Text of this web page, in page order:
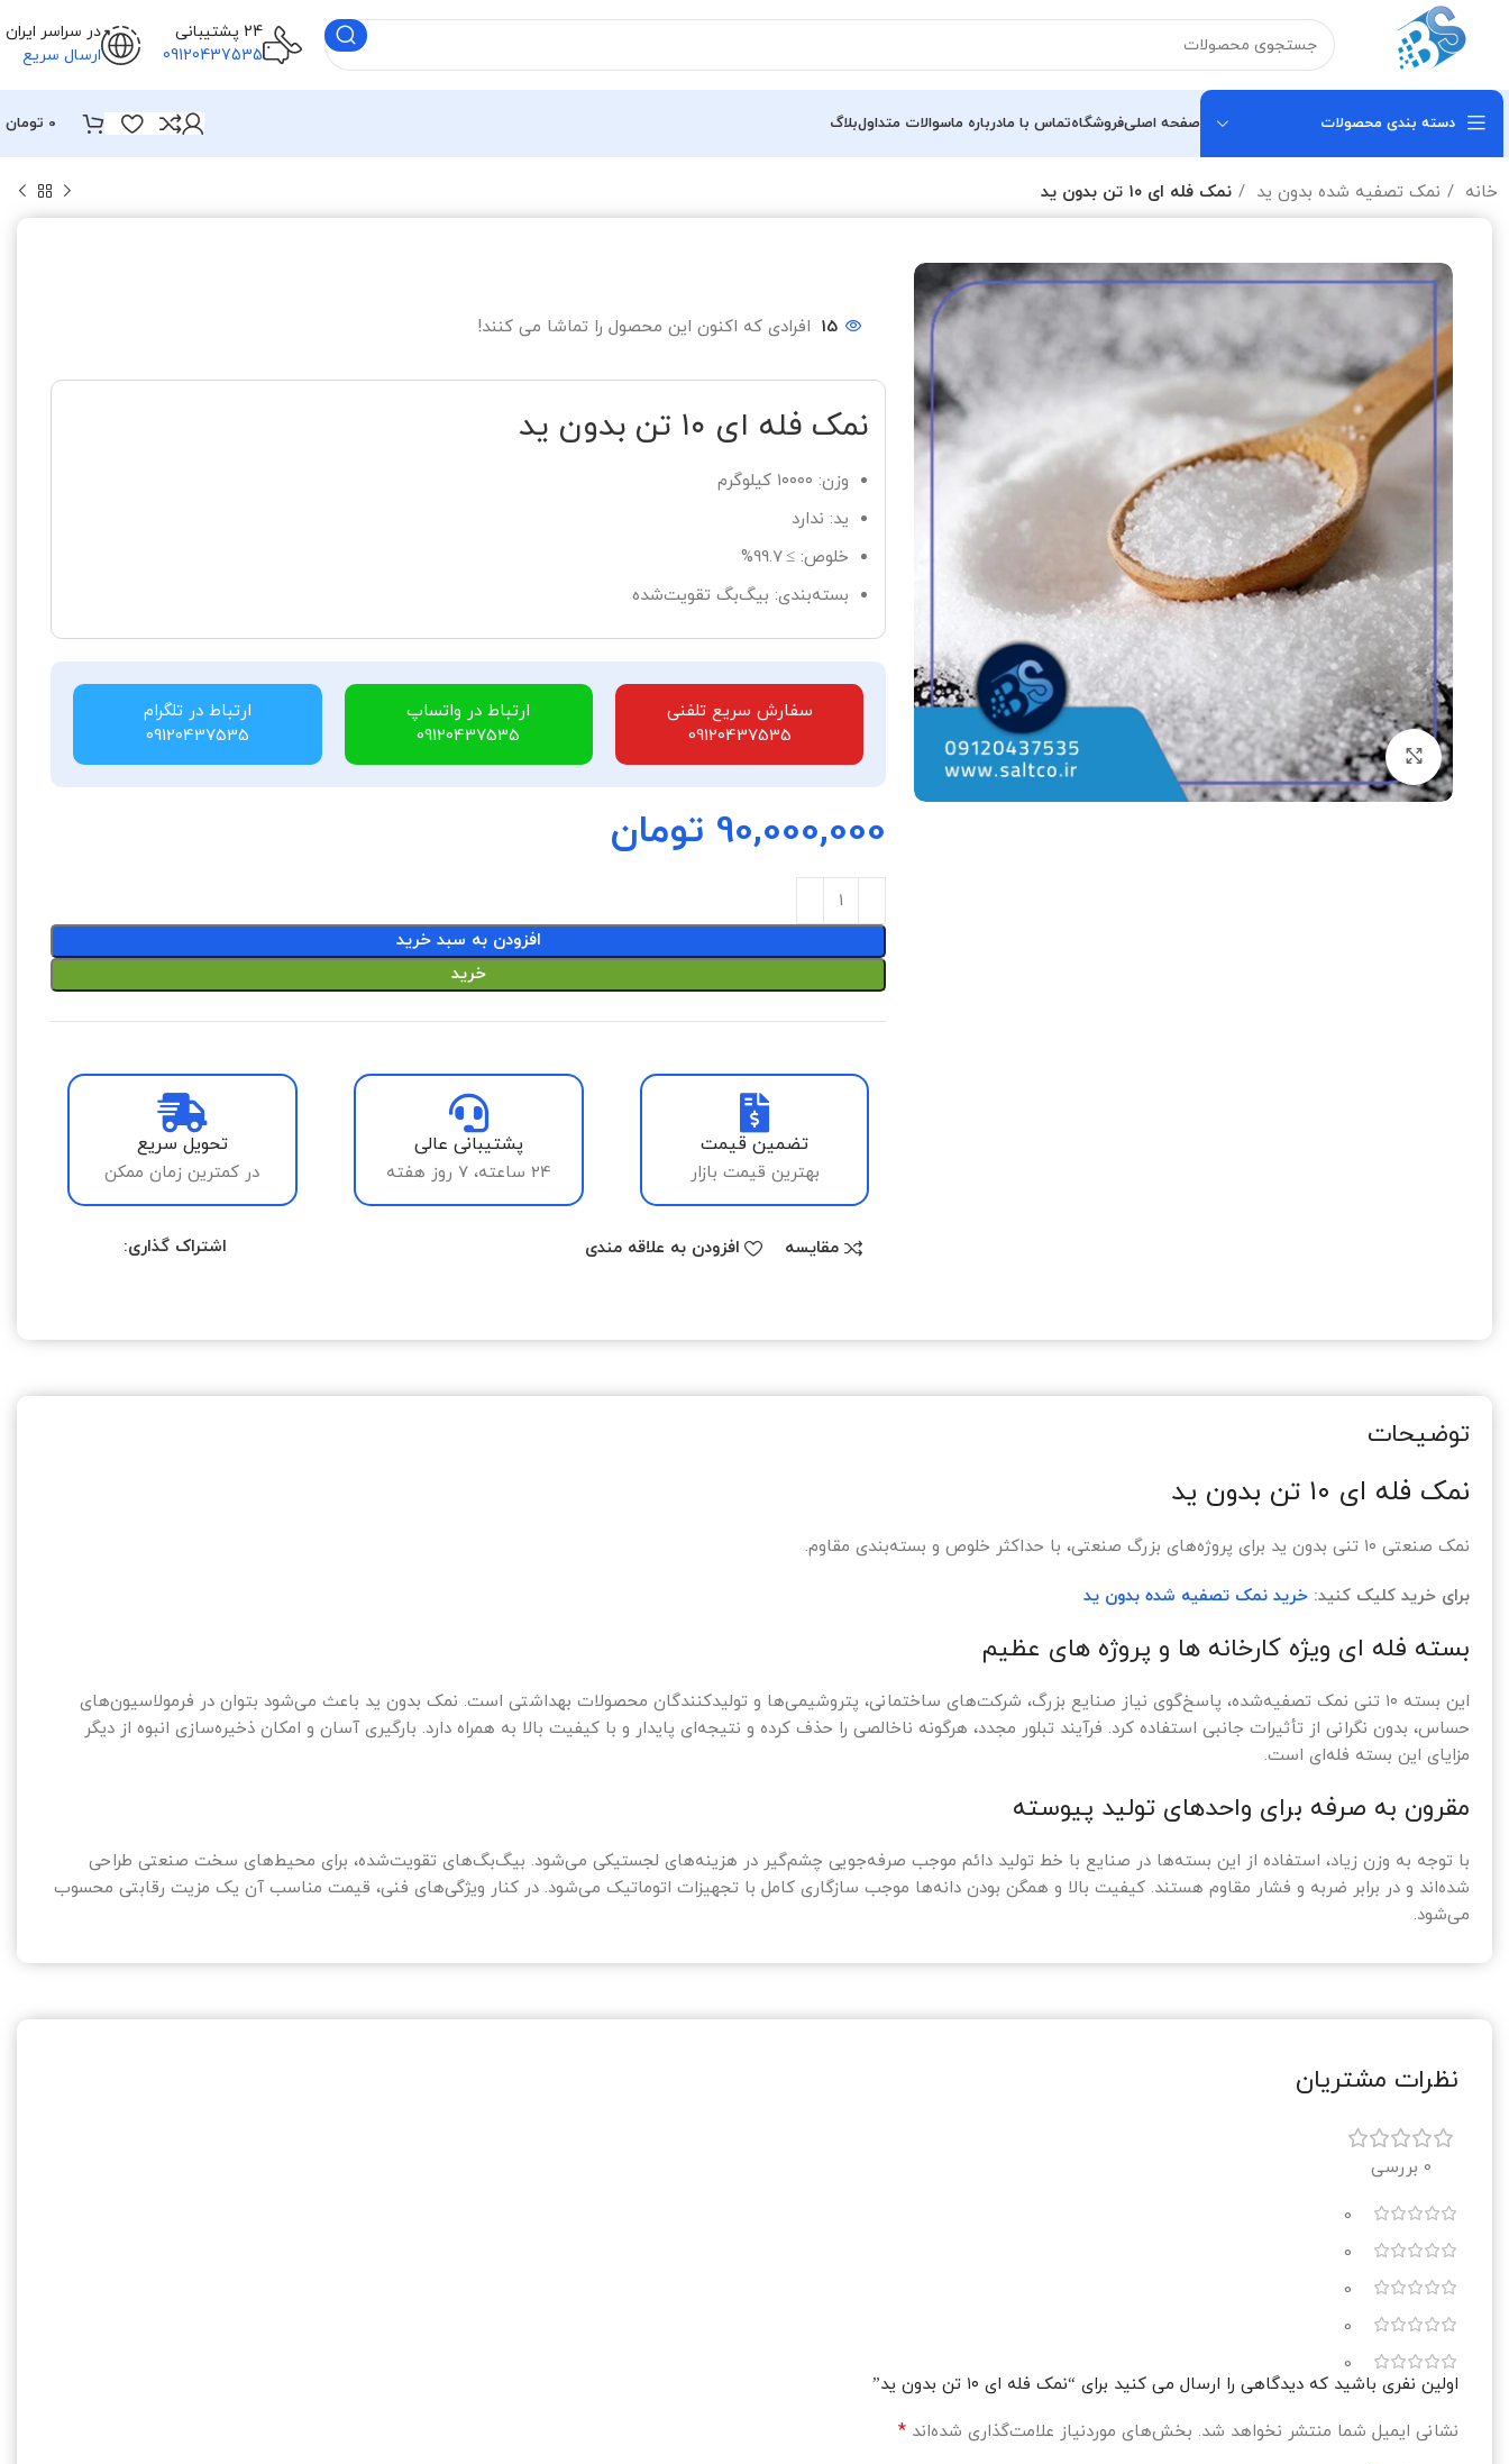
24 پشتیبانی
09120437535
در سراسر ایران
ارسال سریع
دسته بندی محصولات صفحه اصلیفروشگاهتماس با مادرباره ماسوالات متداولبلاگ 0 تومان
خانه نمک تصفیه شده بدون ید نمک فله ای ۱۰ تن بدون ید
بزرگنمایی تصویر
15 افرادی که اکنون این محصول را تماشا می کنند!
نمک فله ای ۱۰ تن بدون ید
وزن: ۱۰۰۰۰ کیلوگرم
ید: ندارد
خلوص: ≥ 99.7%
بسته‌بندی: بیگ‌بگ تقویت‌شده
سفارش سریع تلفنی
09120437535
ارتباط در واتساپ
09120437535
ارتباط در تلگرام
09120437535
90,000,000 تومان
افزودن به سبد خرید
خرید
تضمین قیمت
بهترین قیمت بازار
پشتیبانی عالی
24 ساعته، 7 روز هفته
تحویل سریع
در کمترین زمان ممکن
مقایسه افزودن به علاقه مندی اشتراک گذاری:
توضیحات
نمک فله ای ۱۰ تن بدون ید
نمک صنعتی ۱۰ تنی بدون ید برای پروژه‌های بزرگ صنعتی، با حداکثر خلوص و بسته‌بندی مقاوم.
برای خرید کلیک کنید: خرید نمک تصفیه شده بدون ید
بسته فله ای ویژه کارخانه ها و پروژه های عظیم
این بسته ۱۰ تنی نمک تصفیه‌شده، پاسخ‌گوی نیاز صنایع بزرگ، شرکت‌های ساختمانی، پتروشیمی‌ها و تولیدکنندگان محصولات بهداشتی است. نمک بدون ید باعث می‌شود بتوان در فرمولاسیون‌های
حساس، بدون نگرانی از تأثیرات جانبی استفاده کرد. فرآیند تبلور مجدد، هرگونه ناخالصی را حذف کرده و نتیجه‌ای پایدار و با کیفیت بالا به همراه دارد. بارگیری آسان و امکان ذخیره‌سازی انبوه از دیگر
مزایای این بسته فله‌ای است.
مقرون به صرفه برای واحدهای تولید پیوسته
با توجه به وزن زیاد، استفاده از این بسته‌ها در صنایع با خط تولید دائم موجب صرفه‌جویی چشم‌گیر در هزینه‌های لجستیکی می‌شود. بیگ‌بگ‌های تقویت‌شده، برای محیط‌های سخت صنعتی طراحی
شده‌اند و در برابر ضربه و فشار مقاوم هستند. کیفیت بالا و همگن بودن دانه‌ها موجب سازگاری کامل با تجهیزات اتوماتیک می‌شود. در کنار ویژگی‌های فنی، قیمت مناسب آن یک مزیت رقابتی محسوب
می‌شود.
نظرات مشتریان
0 بررسی
0
0
0
0
0
اولین نفری باشید که دیدگاهی را ارسال می کنید برای “نمک فله ای ۱۰ تن بدون ید”
نشانی ایمیل شما منتشر نخواهد شد. بخش‌های موردنیاز علامت‌گذاری شده‌اند *